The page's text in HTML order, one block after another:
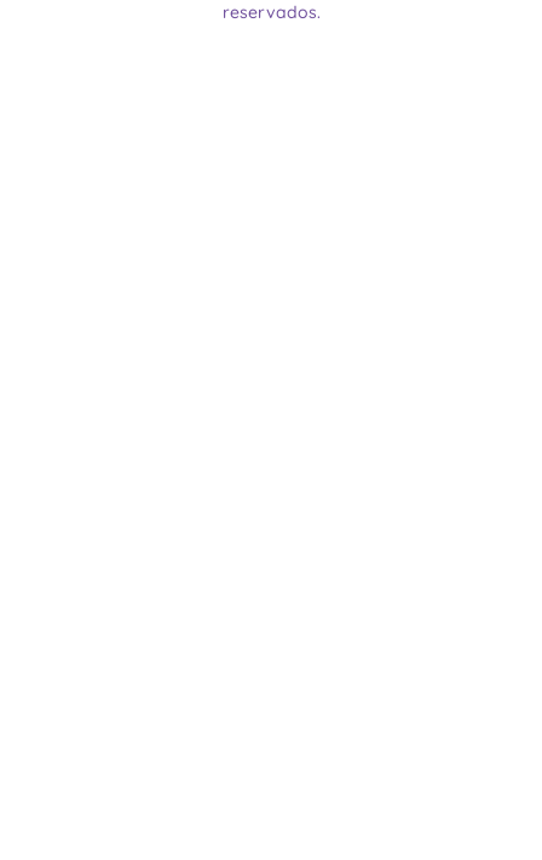
reservados.